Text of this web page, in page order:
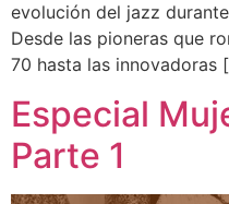
evolución del jazz
Desde las pioneras que
70 hasta las innovadoras
Especial
Parte 1